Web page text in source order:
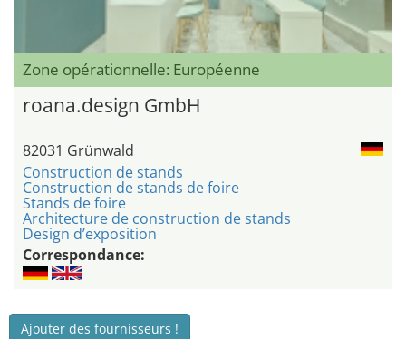
Zone opérationnelle: Européenne
roana.design GmbH
82031 Grünwald
Construction de stands
Construction de stands de foire
Stands de foire
Architecture de construction de stands
Design d’exposition
Correspondance:
Ajouter des fournisseurs !